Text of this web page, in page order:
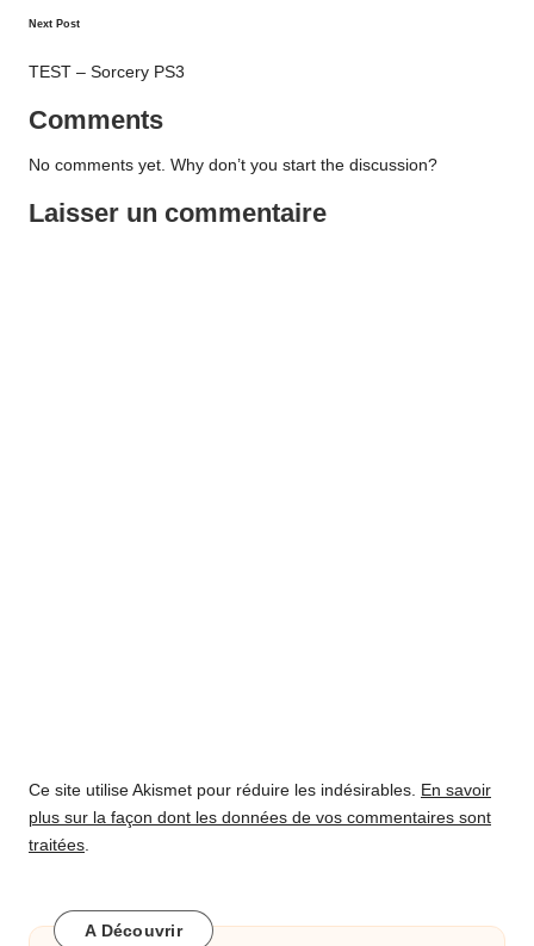
Next Post
TEST – Sorcery PS3
Comments
No comments yet. Why don’t you start the discussion?
Laisser un commentaire
Ce site utilise Akismet pour réduire les indésirables.
En savoir
plus sur la façon dont les données de vos commentaires sont
traitées
A Découvrir